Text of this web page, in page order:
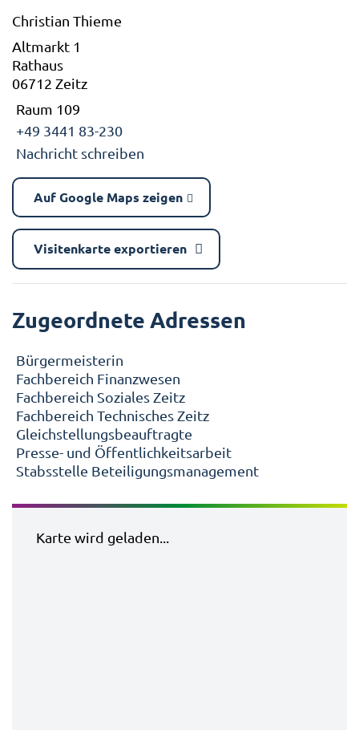
Christian Thieme
Altmarkt 1
Rathaus
06712 Zeitz
Raum 109
+49 3441 83-230
Nachricht schreiben
Auf Google Maps zeigen
Visitenkarte exportieren
Zugeordnete Adressen
Bürgermeisterin
Fachbereich Finanzwesen
Fachbereich Soziales Zeitz
Fachbereich Technisches Zeitz
Gleichstellungsbeauftragte
Presse- und Öffentlichkeitsarbeit
Stabsstelle Beteiligungsmanagement
Karte wird geladen...